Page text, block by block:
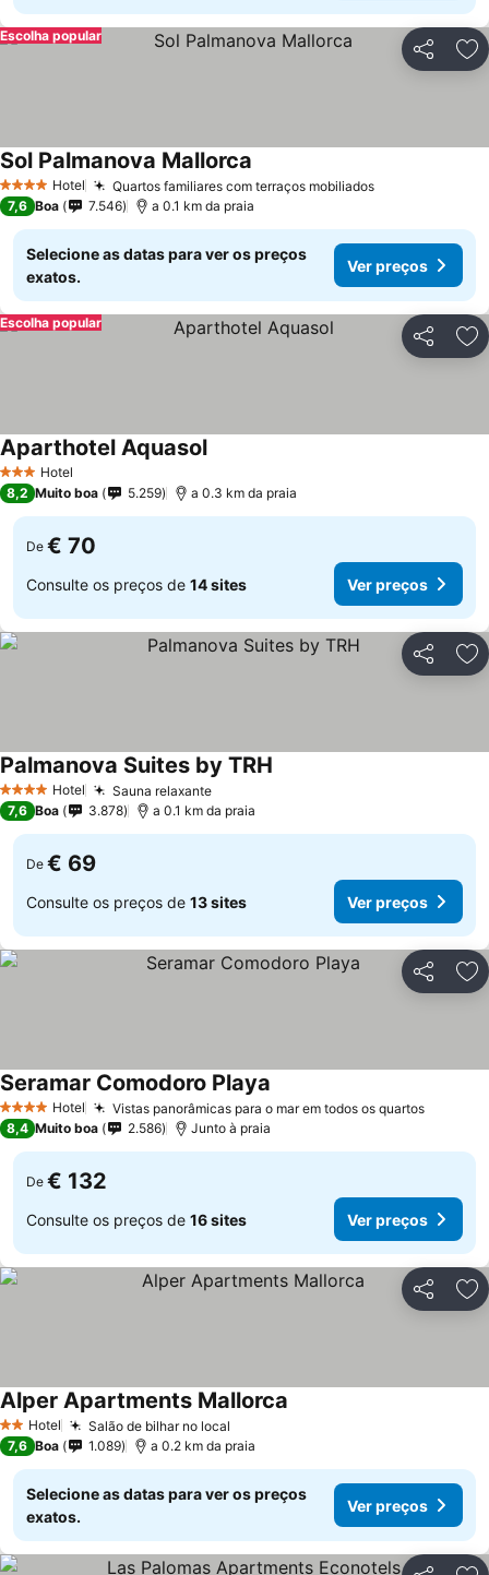
Partilhar
Escolha popular
4 EstrelasHotel Quartos familiares com terraços mobiliados
Sol Palmanova Mallorca
7,6 Boa 7.546 a 0.1 km da praia
Selecione as datas para ver os preços
exatos.
Ver preços
Partilhar
Escolha popular
3 EstrelasHotel
Aparthotel Aquasol
8,2 Muito boa 5.259 a 0.3 km da praia
De € 70
Consulte os preços de 14 sites Ver preços
Partilhar
4 EstrelasHotel Sauna relaxante
Palmanova Suites by TRH
7,6 Boa 3.878 a 0.1 km da praia
De € 69
Consulte os preços de 13 sites Ver preços
Partilhar
4 EstrelasHotel Vistas panorâmicas para o mar em todos os quartos
Seramar Comodoro Playa
8,4 Muito boa 2.586 Junto à praia
De € 132
Consulte os preços de 16 sites Ver preços
Partilhar
2 Estrelas
Hotel Salão de bilhar no local
Alper Apartments Mallorca
7,6 Boa 1.089 a 0.2 km da praia
Selecione as datas para ver os preços
exatos.
Ver preços